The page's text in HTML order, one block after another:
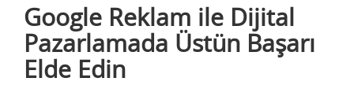
Google Reklam ile Dijital
Pazarlamada Üstün Başarı
Elde Edin